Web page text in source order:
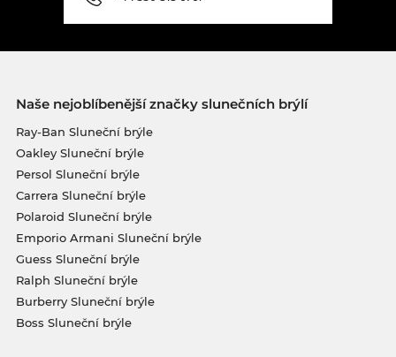
Naše nejoblíbenější značky slunečních brýlí
Ray-Ban Sluneční brýle
Oakley Sluneční brýle
Persol Sluneční brýle
Carrera Sluneční brýle
Polaroid Sluneční brýle
Emporio Armani Sluneční brýle
Guess Sluneční brýle
Ralph Sluneční brýle
Burberry Sluneční brýle
Boss Sluneční brýle